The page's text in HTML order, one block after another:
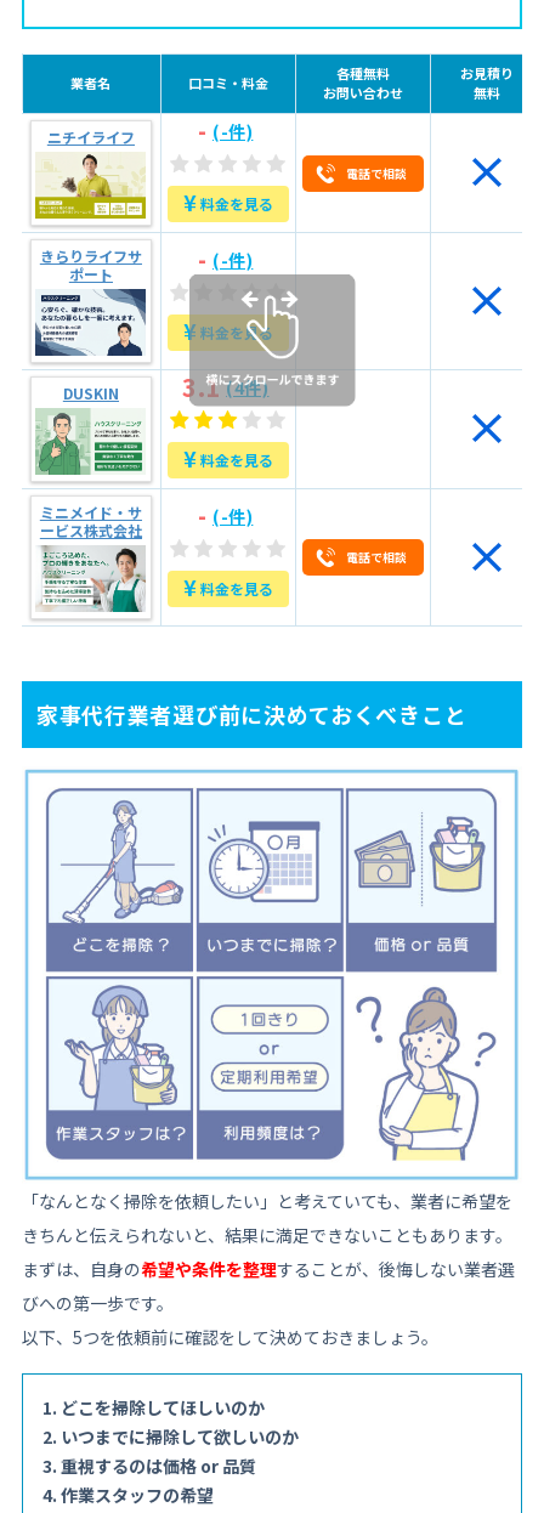
2.77.マナーや接客対応が丁寧
優良業者7つの見極め方
3.11.明朗な料金表示がある
3.22.電話やメール対応が丁寧か
3.33.利用者に合った柔軟な対応と提案ができる
3.44.ホームページに作業内容・対応範囲が詳細に記載され
ている
3.55.スタッフの顔写真やプロフィール、研修制度を公開し
ている
3.6 6.アフター（保証）対応の有無
3.7
7.口コミ評価
問い合わせ時に確認すべき7つの質問
5
よくある4つトラブル事例と回避術
5.11.当日になって高額な追加料金を請求された
5.22.掃除が雑で、汚れが落ちていなかった
5.33.家財や設備に傷・破損があったのに補償されなかった
5.44.スタッフの態度が悪く、不快な思いをした
6 東京都墨田区のおすすめ家事代行業者
6.2きらりライフサポート
6.3DUSKIN
自分に合った業者を見極めて、納得のいく家事代行を
業者名 口コミ・料金
各種無料
お問い合わせ
お見積り
無料
ニチイライフ - (-件)
¥料金を見る
電話で相談
きらりライフサ
ポート
- (-件)
¥ 料金を見る
DUSKIN 3.1 (4件)
¥料金を見る
ミニメイド・サ
ービス株式会社
- (-件)
¥料金を見る
電話で相談
家事代行業者選び前に決めておくべきこと
「なんとなく掃除を依頼したい」と考えていても、業者に希望を
きちんと伝えられないと、結果に満足できないこともあります。
まずは、自身の希望や条件を整理することが、後悔しない業者選
びへの第一歩です。
以下、5つを依頼前に確認をして決めておきましょう。
どこを掃除してほしいのか
いつまでに掃除して欲しいのか
重視するのは価格 or 品質
作業スタッフの希望